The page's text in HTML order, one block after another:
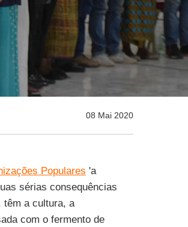
08 Mai 2020
Populares 'a
sérias consequências
têm a cultura, a
com o fermento de